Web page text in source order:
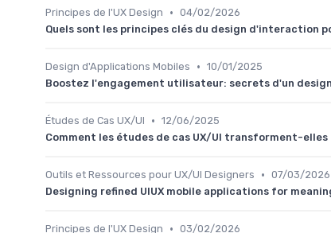
Principes de l'UX Design • 04/02/2026
Quels sont les principes clés du design d'interaction
Design d'Applications Mobiles • 10/01/2025
Boostez l'engagement utilisateur: secrets d'un
Études de Cas UX/UI • 12/06/2025
Comment les études de cas UX/UI transforment-
Outils et Ressources pour UX/UI Designers • 07/03/2026
Designing refined UIUX mobile applications for
Principes de l'UX Design • 03/02/2026